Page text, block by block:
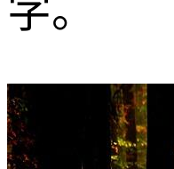
字。